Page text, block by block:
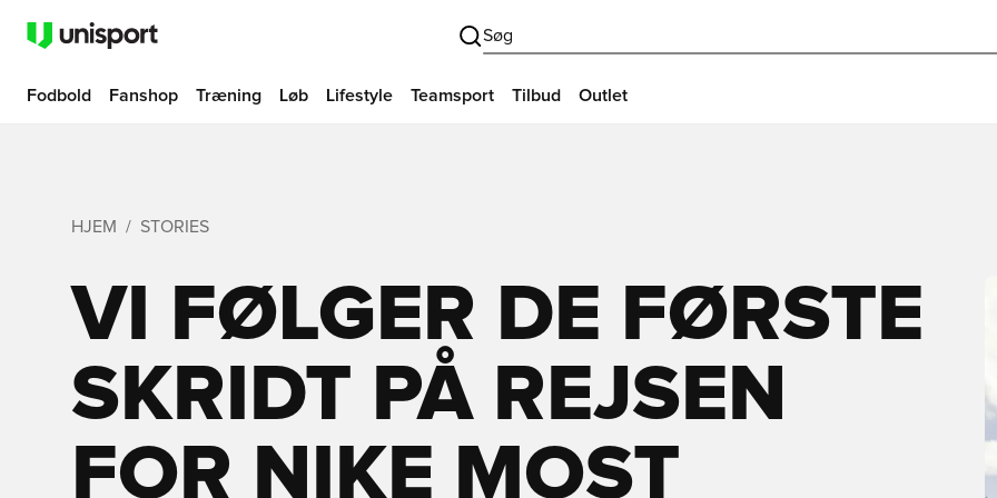
Søg
Fodbold Fanshop Træning Løb Lifestyle Teamsport Tilbud Outlet
HJEM STORIES
VI FØLGER DE FØRSTE
SKRIDT PÅ REJSEN
FOR NIKE MOST